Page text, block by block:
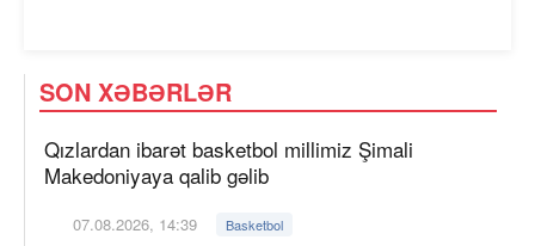
SON XƏBƏRLƏR
Qızlardan ibarət basketbol millimiz Şimali
Makedoniyaya qalib gəlib
07.08.2026, 14:39 Basketbol